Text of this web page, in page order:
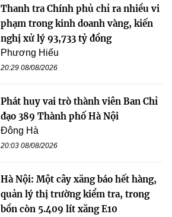
Thanh tra Chính phủ chỉ ra nhiều vi
phạm trong kinh doanh vàng, kiến
nghị xử lý 93,733 tỷ đồng
Phương Hiếu
20:29 08/08/2026
Phát huy vai trò thành viên Ban Chỉ
đạo 389 Thành phố Hà Nội
Đông Hà
20:03 08/08/2026
Hà Nội: Một cây xăng báo hết hàng,
quản lý thị trường kiểm tra, trong
bồn còn 5.409 lít xăng E10